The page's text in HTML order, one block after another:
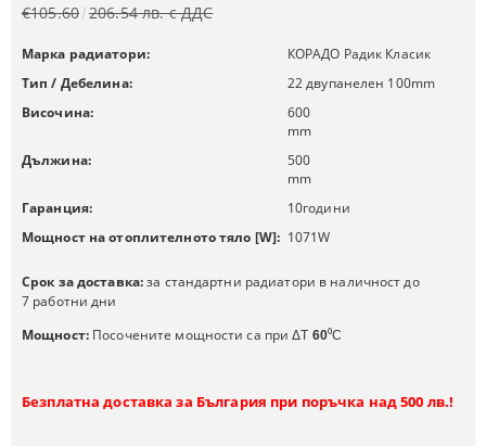
€105.60 206.54 лв. с ДДС
Марка радиатори:
КОРАДО Радик Класик
Тип / Дебелина:
22 двупанелен 100mm
Височина:
600
mm
Дължина:
500
mm
Гаранция:
10години
Мощност на отоплителното тяло [W]: 1071W
Срок за доставка:за стандартни радиатори в наличност до
7 работни дни
Мощност:Посочените мощности са приΔT 60⁰C
Безплатна доставка за България при поръчка над 500 лв.!